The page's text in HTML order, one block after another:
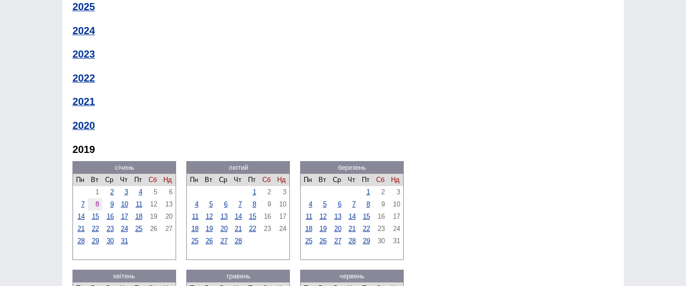
2025
2024
2023
2022
2021
2020
2019
січень
Пн
Вт Ср Чт Пт Сб
Нд
1
2 3 4 5
6
7
8 9 10 11 12
13
14
15 16 17 18 19
20
21
22 23 24 25 26
27
28
29 30 31
лютий
Пн
Вт Ср Чт Пт Сб
Нд
1
2
3
4
5 6 7 8 9
10
11
12 13 14 15 16
17
18
19 20 21 22 23
24
25
26 27 28
березень
Пн
Вт Ср Чт Пт Сб
Нд
1
2
3
4
5 6 7 8 9
10
11
12 13 14 15 16
17
18
19 20 21 22 23
24
25
26 27 28 29 30 31
квітень
травень
червень